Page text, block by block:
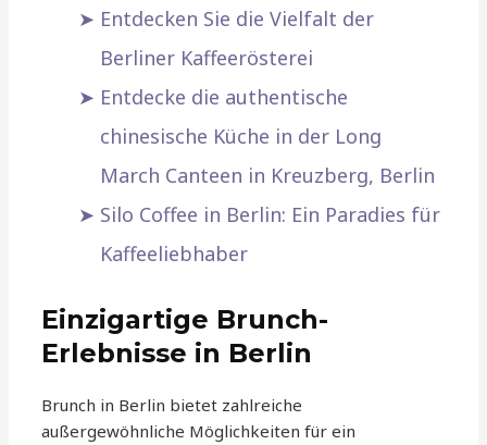
Entdecken Sie die Vielfalt der
Berliner Kaffeerösterei
Entdecke die authentische
chinesische Küche in der Long
March Canteen in Kreuzberg, Berlin
Silo Coffee in Berlin: Ein Paradies für
Kaffeeliebhaber
Einzigartige Brunch-
Erlebnisse in Berlin
Brunch in Berlin bietet zahlreiche
außergewöhnliche Möglichkeiten für ein